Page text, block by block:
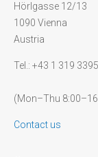
Hörlgasse 12/13
1090 Vienna
Austria
Tel.: +43 1 319 3395
(Mon–Thu
Contact us